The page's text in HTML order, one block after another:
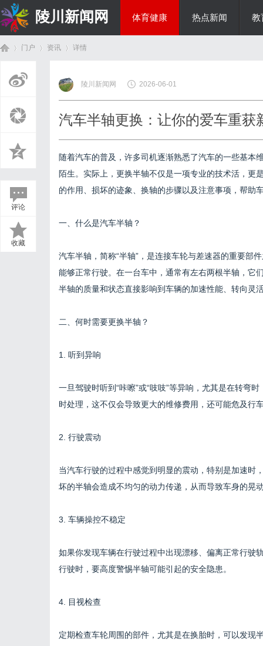
陵川新闻网 体育健康 热点新闻 教
门户 资讯
›
详情
评论
收藏
陵川新闻网 2026-06-01
汽车半轴更换：让你的爱车重获
随着汽车的普及，许多司机逐渐熟悉了汽车的一些基本
陌生。实际上，更换半轴不仅是一项专业的技术活，更
的作用、损坏的迹象、换轴的步骤以及注意事项，帮助
一、什么是汽车半轴？
汽车半轴，简称“半轴”，是连接车轮与差速器的重要部
能够正常行驶。在一台车中，通常有左右两根半轴，它
半轴的质量和状态直接影响到车辆的加速性能、转向灵
二、何时需要更换半轴？
1. 听到异响
一旦驾驶时听到“咔嚓”或“吱吱”等异响，尤其是在转弯
时处理，这不仅会导致更大的维修费用，还可能危及行
2. 行驶震动
当汽车行驶的过程中感觉到明显的震动，特别是加速时
坏的半轴会造成不均匀的动力传递，从而导致车身的晃
3. 车辆操控不稳定
如果你发现车辆在行驶过程中出现漂移、偏离正常行驶
行驶时，要高度警惕半轴可能引起的安全隐患。
4. 目视检查
定期检查车轮周围的部件，尤其是在换胎时，可以发现